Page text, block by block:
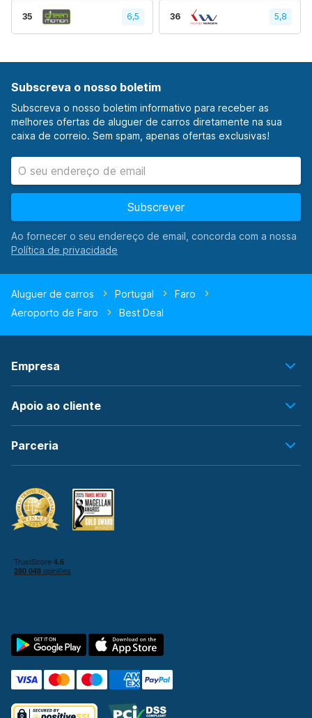
35 6,5 36 5,8
Subscreva o nosso boletim
Subscreva o nosso boletim informativo para receber as
melhores ofertas de aluguer de carros diretamente na sua
caixa de correio. Sem spam, apenas ofertas exclusivas!
Subscrever
Ao fornecer o seu endereço de email, concorda com a nossa
Aluguer de carros Portugal
Faro
Aeroporto de Faro
Best Deal
Empresa
Apoio ao cliente
Parceria